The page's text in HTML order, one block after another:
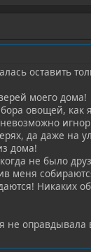
оставить
моего дома!
овощей, как
да даже на
дома!
не было
меня
Никаких
не